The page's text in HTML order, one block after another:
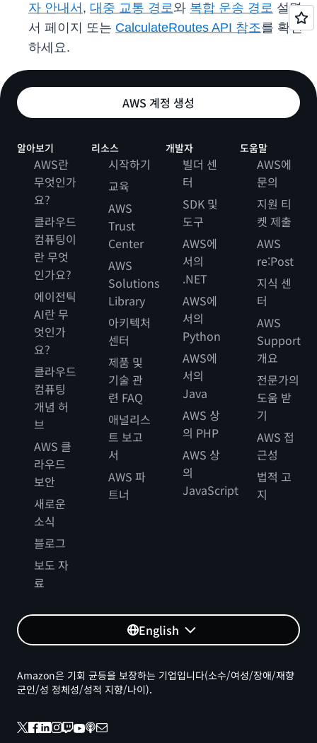
자 안내서 , 대중 교통 경로와 복합 운송 경로 설명
서 페이지 또는 CalculateRoutes API 참조를 확인
하세요.
AWS 계정 생성
알아보기
AWS란
무엇인가
요?
클라우드
컴퓨팅이
란 무엇
인가요?
에이전틱
AI란 무
엇인가
요?
클라우드
컴퓨팅
개념 허
브
AWS 클
라우드
보안
새로운
소식
블로그
보도 자
료
리소스
시작하기
교육
AWS
Trust
Center
AWS
Solutions
Library
아키텍처
센터
제품 및
기술 관
련 FAQ
애널리스
트 보고
서
AWS 파
트너
개발자
빌더 센
터
SDK 및
도구
AWS에
서의
.NET
AWS에
서의
Python
AWS에
서의
Java
AWS 상
의 PHP
AWS 상
의
JavaScript
도움말
AWS에
문의
지원 티
켓 제출
AWS
re:Post
지식 센
터
AWS
Support
개요
전문가의
도움 받
기
AWS 접
근성
법적 고
지
English
Amazon은 기회 균등을 보장하는 기업입니다(소수/여성/장애/재향
군인/성 정체성/성적 지향/나이).